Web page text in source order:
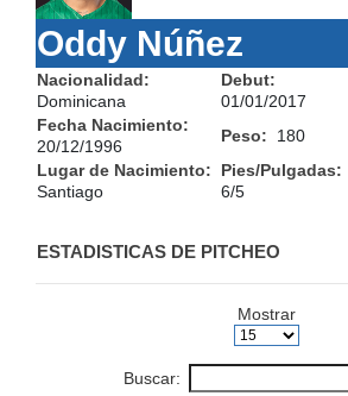
Oddy Núñez
Nacionalidad:
Dominicana
Debut:
01/01/2017
Fecha Nacimiento:
20/12/1996
Peso: 180
Lugar de Nacimiento:
Santiago
Pies/Pulgadas:
6/5
ESTADISTICAS DE PITCHEO
Mostrar
Buscar: